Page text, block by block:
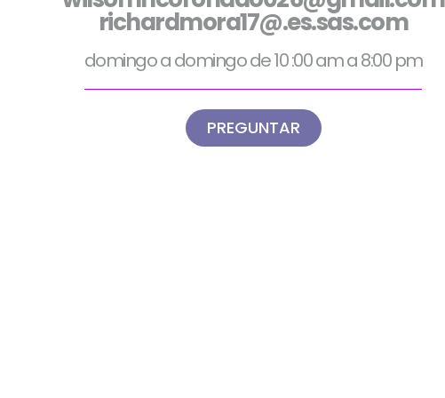
richardmora17@.es.sas.com
domingo a domingo de 10 :00 am a 8:00 pm
PREGUNTAR